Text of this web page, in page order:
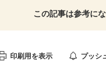
この記事は参考に
印刷用を表示 プッシ